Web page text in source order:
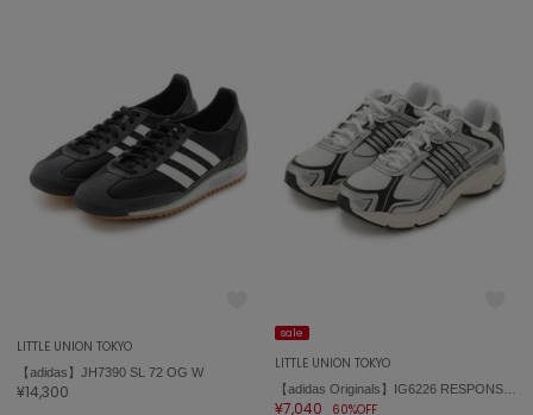
ORGUE
オルグ
LITTLE UNION TOKYO
【adidas】JH7390 SL 72 OG W
¥14,300
sale
LITTLE UNION TOKYO
【adidas Originals】IG6226 RESPONSE CL
¥7,040 60%OFF